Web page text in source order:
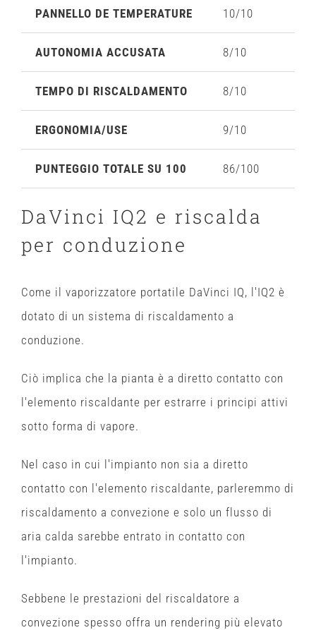
PANNELLO DE TEMPERATURE 10/10
AUTONOMIA ACCUSATA 8/10
TEMPO DI RISCALDAMENTO 8/10
ERGONOMIA/USE 9/10
PUNTEGGIO TOTALE SU 100 86/100
DaVinci IQ2 e riscalda
per conduzione
Come il vaporizzatore portatile DaVinci IQ, l'IQ2 è
dotato di un sistema di riscaldamento a
conduzione.
Ciò implica che la pianta è a diretto contatto con
l'elemento riscaldante per estrarre i principi attivi
sotto forma di vapore.
Nel caso in cui l'impianto non sia a diretto
contatto con l'elemento riscaldante, parleremmo di
riscaldamento a convezione e solo un flusso di
aria calda sarebbe entrato in contatto con
l'impianto.
Sebbene le prestazioni del riscaldatore a
convezione spesso offra un rendering più elevato